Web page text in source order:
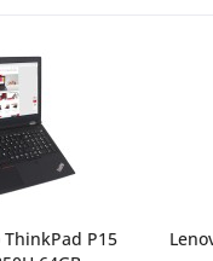
ThinkPad P15